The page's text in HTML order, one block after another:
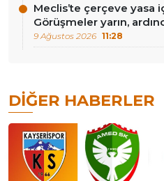
Meclis’te çerçeve yasa
Görüşmeler yarın,
9 Ağustos 2026 11:28
DIĞER HABERLER